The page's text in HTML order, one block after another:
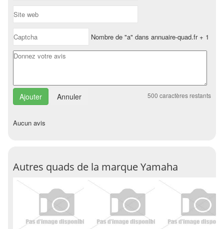
Nombre de "a" dans annuaire-quad.fr + 1
Annuler 500 caractères restants
Aucun avis
Autres quads de la marque Yamaha